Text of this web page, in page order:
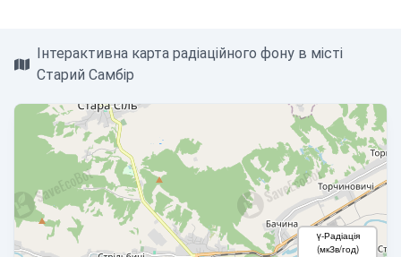
Інтерактивна карта радіаційного фону в місті
Старий Самбір
γ-Радіація
(мкЗв/год)